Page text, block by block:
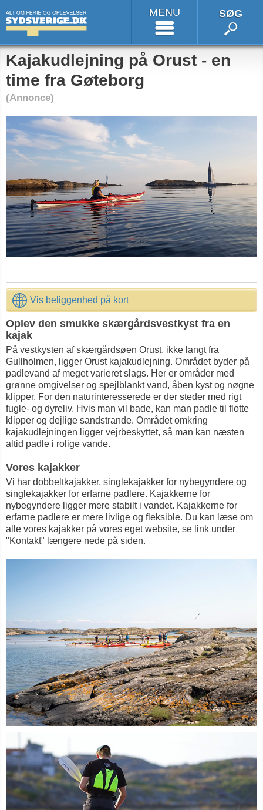
MENU SØG
Kajakudlejning på Orust - en
time fra Gøteborg
(Annonce)
Vis beliggenhed på kort
Oplev den smukke skærgårdsvestkyst fra en
kajak
På vestkysten af skærgårdsøen Orust, ikke langt fra
Gullholmen, ligger Orust kajakudlejning. Området byder på
padlevand af meget varieret slags. Her er områder med
grønne omgivelser og spejlblankt vand, åben kyst og nøgne
klipper. For den naturinteresserede er der steder med rigt
fugle- og dyreliv. Hvis man vil bade, kan man padle til flotte
klipper og dejlige sandstrande. Området omkring
kajakudlejningen ligger vejrbeskyttet, så man kan næsten
altid padle i rolige vande.
Vores kajakker
Vi har dobbeltkajakker, singlekajakker for nybegyndere og
singlekajakker for erfarne padlere. Kajakkerne for
nybegyndere ligger mere stabilt i vandet. Kajakkerne for
erfarne padlere er mere livlige og fleksible. Du kan læse om
alle vores kajakker på vores eget website, se link under
"Kontakt" længere nede på siden.